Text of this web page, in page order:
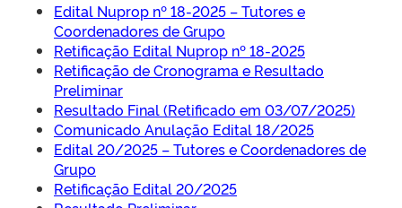
Edital Nuprop nº 18-2025 – Tutores e
Coordenadores de Grupo
Retificação Edital Nuprop nº 18-2025
Retificação de Cronograma e Resultado
Preliminar
Resultado Final (Retificado em 03/07/2025)
Comunicado Anulação Edital 18/2025
Edital 20/2025 – Tutores e Coordenadores de
Grupo
Retificação Edital 20/2025